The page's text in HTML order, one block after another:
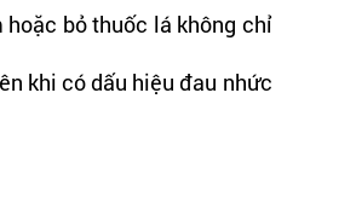
bỏ thuốc lá không chỉ
khi có dấu hiệu đau nhức